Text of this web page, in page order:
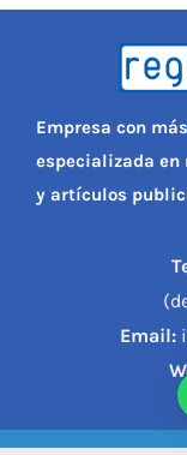
Empresa con
especializada en
y artículos
Email: